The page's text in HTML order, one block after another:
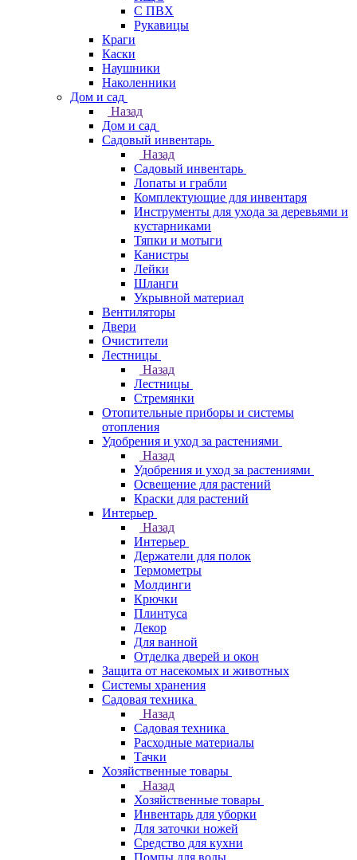
С ПВХ
Рукавицы
Краги
Каски
Наушники
Наколенники
Дом и сад
Назад
Дом и сад
Садовый инвентарь
Назад
Садовый инвентарь
Лопаты и грабли
Комплектующие для инвентаря
Инструменты для ухода за деревьями и
кустарниками
Тяпки и мотыги
Канистры
Лейки
Шланги
Укрывной материал
Вентиляторы
Двери
Очистители
Лестницы
Назад
Лестницы
Стремянки
Отопительные приборы и системы
отопления
Удобрения и уход за растениями
Назад
Удобрения и уход за растениями
Освещение для растений
Краски для растений
Интерьер
Назад
Интерьер
Держатели для полок
Термометры
Молдинги
Крючки
Плинтуса
Декор
Для ванной
Отделка дверей и окон
Защита от насекомых и животных
Системы хранения
Садовая техника
Назад
Садовая техника
Расходные материалы
Тачки
Хозяйственные товары
Назад
Хозяйственные товары
Инвентарь для уборки
Для заточки ножей
Средство для кухни
Помпы для воды